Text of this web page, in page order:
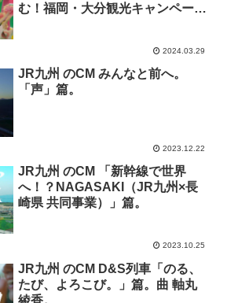
む！福岡・大分観光キャンペー
2024.03.29
JR九州 のCM みんなと前へ。
「声」篇。
2023.12.22
JR九州 のCM 「新幹線で世界
へ！？NAGASAKI（JR九州×長
崎県 共同事業）」篇。
2023.10.25
JR九州 のCM D&S列車「のる、
たび、よろこび。」篇。曲 軸丸
綾香。